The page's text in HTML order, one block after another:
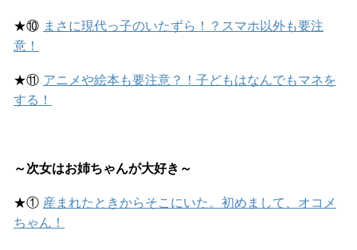
★⑩ まさに現代っ子のいたずら！？スマホ以外も要注
意！
★⑪ アニメや絵本も要注意？！子どもはなんでもマネを
する！
～次女はお姉ちゃんが大好き～
★① 産まれたときからそこにいた。初めまして、オコメ
ちゃん！